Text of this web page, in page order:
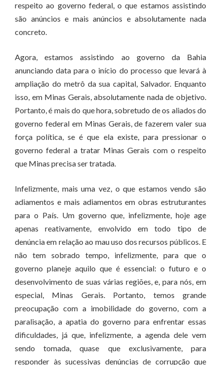
respeito ao governo federal, o que estamos assistindo
são anúncios e mais anúncios e absolutamente nada
concreto.
Agora, estamos assistindo ao governo da Bahia
anunciando data para o início do processo que levará à
ampliação do metrô da sua capital, Salvador. Enquanto
isso, em Minas Gerais, absolutamente nada de objetivo.
Portanto, é mais do que hora, sobretudo de os aliados do
governo federal em Minas Gerais, de fazerem valer sua
força política, se é que ela existe, para pressionar o
governo federal a tratar Minas Gerais com o respeito
que Minas precisa ser tratada.
Infelizmente, mais uma vez, o que estamos vendo são
adiamentos e mais adiamentos em obras estruturantes
para o País. Um governo que, infelizmente, hoje age
apenas reativamente, envolvido em todo tipo de
denúncia em relação ao mau uso dos recursos públicos. E
não tem sobrado tempo, infelizmente, para que o
governo planeje aquilo que é essencial: o futuro e o
desenvolvimento de suas várias regiões, e, para nós, em
especial, Minas Gerais. Portanto, temos grande
preocupação com a imobilidade do governo, com a
paralisação, a apatia do governo para enfrentar essas
dificuldades, já que, infelizmente, a agenda dele vem
sendo tomada, quase que exclusivamente, para
responder às sucessivas denúncias de corrupção que